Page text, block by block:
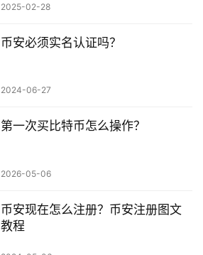
2025-02-28
币安必须实名认证吗？
2024-06-27
第一次买比特币怎么操作？
2026-05-06
币安现在怎么注册？币安注册图文
教程